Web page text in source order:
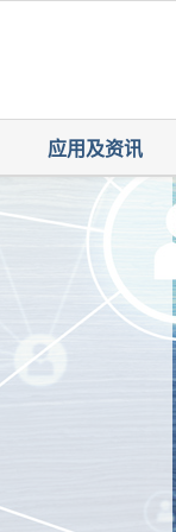
应用及资讯